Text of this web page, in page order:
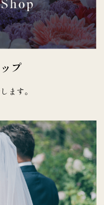
プ
ます。